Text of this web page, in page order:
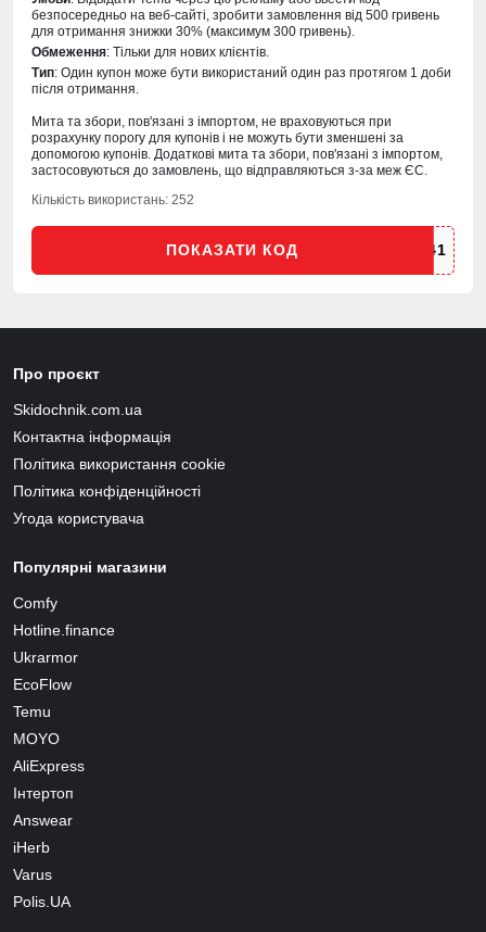
безпосередньо на веб-сайті, зробити замовлення від 500 гривень
для отримання знижки 30% (максимум 300 гривень).
Обмеження: Тільки для нових клієнтів.
Тип: Один купон може бути використаний один раз протягом 1 доби
після отримання.
Мита та збори, пов'язані з імпортом, не враховуються при
розрахунку порогу для купонів і не можуть бути зменшені за
допомогою купонів. Додаткові мита та збори, пов'язані з імпортом,
застосовуються до замовлень, що відправляються з-за меж ЄС.
Кількість використань: 252
ПОКАЗАТИ КОД
Про проєкт
Skidochnik.com.ua
Контактна інформація
Політика використання cookie
Політика конфіденційності
Угода користувача
Популярні магазини
Comfy
Hotline.finance
Ukrarmor
EcoFlow
Temu
MOYO
AliExpress
Інтертоп
Answear
iHerb
Varus
Polis.UA